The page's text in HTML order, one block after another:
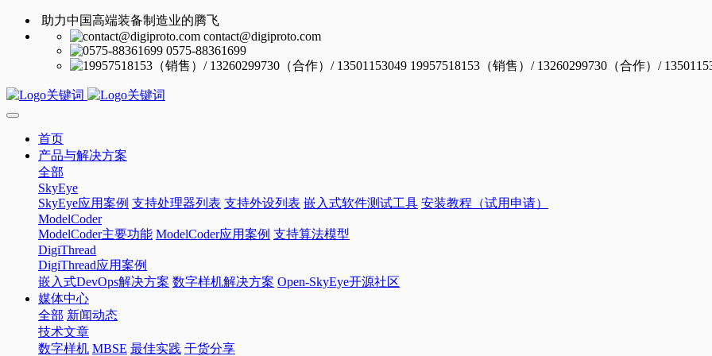
助力中国高端装备制造业的腾飞
contact@digiproto.com
0575-88361699
19957518153（销售）/ 13260299730（合作）/
首页
产品与解决方案
全部
SkyEye
SkyEye应用案例 支持处理器列表 支持外设列表 嵌入式软件测试工具 安装教程（试用申请）
ModelCoder
ModelCoder主要功能 ModelCoder应用案例 支持算法模型
DigiThread
DigiThread应用案例
嵌入式DevOps解决方案 数字样机解决方案 Open-SkyEye开源社区
媒体中心
全部 新闻动态
技术文章
数字样机 MBSE 最佳实践 干货分享